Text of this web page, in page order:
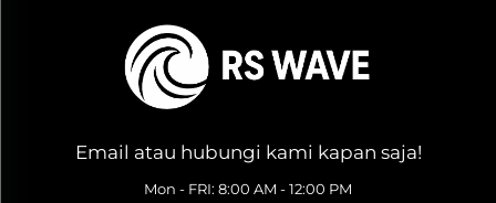
Email atau hubungi kami kapan saja!
Mon - FRI: 8:00 AM - 12:00 PM